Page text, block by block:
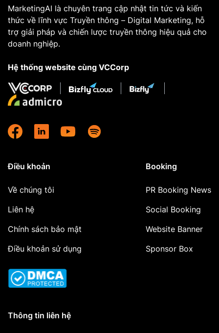
MarketingAI là chuyên trang cập nhật tin tức và kiến
thức về lĩnh vực Truyền thông – Digital Marketing, hỗ
trợ giải pháp và chiến lược truyền thông hiệu quả cho
doanh nghiệp.
Hệ thống website cùng VCCorp
Điều khoản
Về chúng tôi
Liên hệ
Chính sách bảo mật
Điều khoản sử dụng
Booking
PR Booking News
Social Booking
Website Banner
Sponsor Box
Thông tin liên hệ